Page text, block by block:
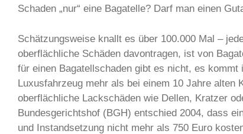
Schaden „nur“ eine Bagatelle? Darf man einen
Schätzungsweise knallt es über 100.000 Mal –
oberflächliche Schäden davontragen, ist von
für einen Bagatellschaden gibt es nicht, es
Luxusfahrzeug mehr als bei einem 10 Jahre alten
oberflächliche Lackschäden wie Dellen, Kratzer
Bundesgerichtshof (BGH) entschied 2004, dass
und Instandsetzung nicht mehr als 750 Euro